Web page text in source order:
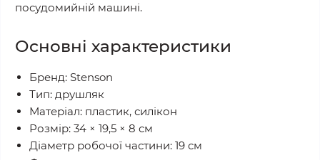
посудомийній машині.
Основні характеристики
Бренд: Stenson
Тип: друшляк
Матеріал: пластик, силікон
Розмір: 34 × 19,5 × 8 см
Діаметр робочої частини: 19 см